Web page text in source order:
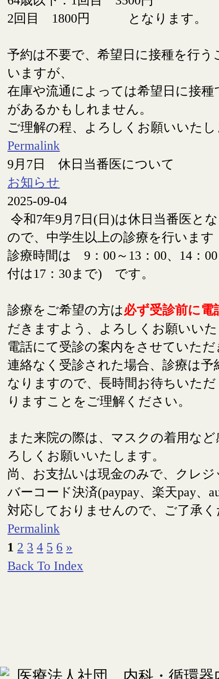
2回目 1800円 となります。
予約は不要で、希望日に接種を行う
いますが、
在庫や流通によっては希望日に接
があるかもしれません。
ご理解の程、よろしくお願いいた
Permalink
9月7日 休日当番医について
お知らせ
2025-09-04
令和7年9月7日(日)は休日当番医と
ので、中学生以上の診療を行います
診療時間は 9：00～13：00、14：
付は17：30まで) です。
診療をご希望の方は必ず受診前に電
だきますよう、よろしくお願いい
電話にて受診の案内をさせていた
連絡なく受診された場合、診療は予
なりますので、長時間お待ちいた
りますことをご理解ください。
また来院の際は、マスクの着用な
ろしくお願いいたします。
尚、お支払いは現金のみで、クレ
バーコード決済(paypay、楽天pay、
対応しておりませんので、ご了承
Permalink
1 2 3 4 5 6 »
Back To Index